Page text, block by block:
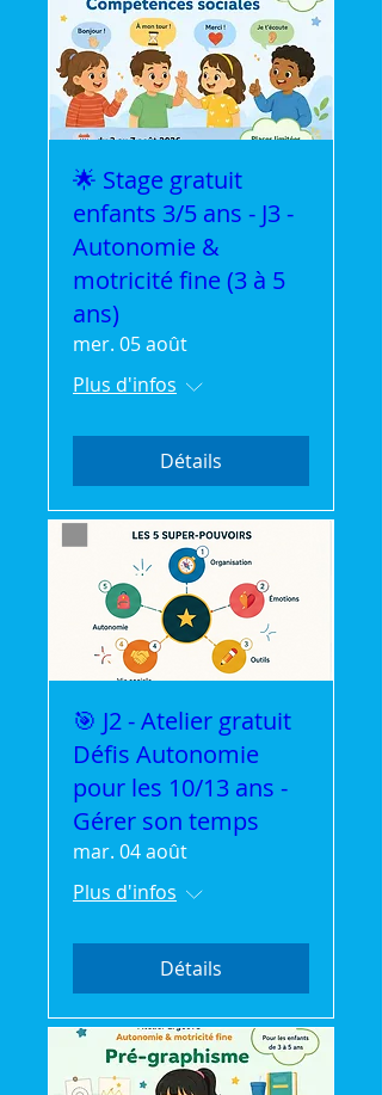
🌟 Stage gratuit
enfants 3/5 ans - J3 -
Autonomie &
motricité fine (3 à 5
ans)
mer. 05 août
Plus d'infos
Détails
🎯 J2 - Atelier gratuit
Défis Autonomie
pour les 10/13 ans -
Gérer son temps
mar. 04 août
Plus d'infos
Détails